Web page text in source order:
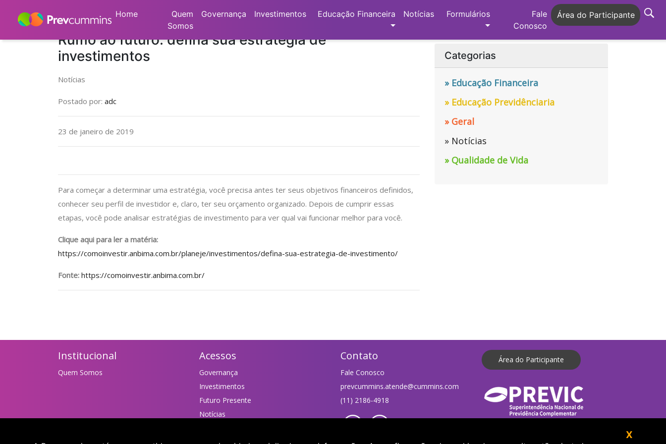
Home
Quem
Somos
Governança Investimentos Educação Financeira Notícias Formulários
Fale
Conosco
Área do Participante
Notícias Notícias Rumo ao futuro: defina sua estratégia de investimentos
Rumo ao futuro: defina sua estratégia de
investimentos
Notícias
Postado por: adc
23 de janeiro de 2019
Para começar a determinar uma estratégia, você precisa antes ter seus objetivos financeiros definidos,
conhecer seu perfil de investidor e, claro, ter seu orçamento organizado. Depois de cumprir essas
etapas, você pode analisar estratégias de investimento para ver qual vai funcionar melhor para você.
Clique aqui para ler a matéria:
https://comoinvestir.anbima.com.br/planeje/investimentos/defina-sua-estrategia-de-investimento/
Fonte: https://comoinvestir.anbima.com.br/
Categorias
» Educação Financeira
» Educação Previdênciaria
» Geral
» Notícias
» Qualidade de Vida
Institucional
Quem Somos
Acessos
Governança
Investimentos
Futuro Presente
Notícias
Contato
Fale Conosco
prevcummins.atende@cummins.com
(11) 2186-4918
Área do Participante
X